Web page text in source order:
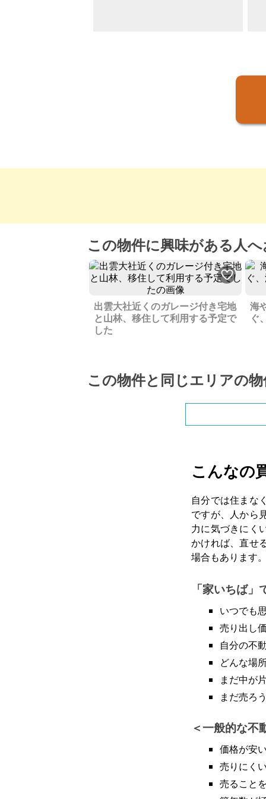
この物件に興味がある人
出雲大社近くのガレージ付き宅地
と山林、移住して利用する予定で
した
海
ぐ
この物件と同じエリアの
こんなの
自分では住まな
ですが、人から
力に気づきにく
かければ、直せ
場合もあります
「家いちば
いつでも
売り出し
自分の不
どんな場
まだ中が
まだ売ろ
一般的な不
価格が安
売りにく
売ること